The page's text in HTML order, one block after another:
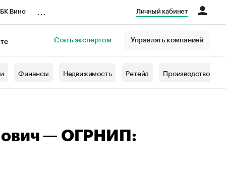
Вино Личный кабинет
Стать экспертом Управлять компанией
Финансы Недвижимость Ретейл Производство
— ОГРНИП: